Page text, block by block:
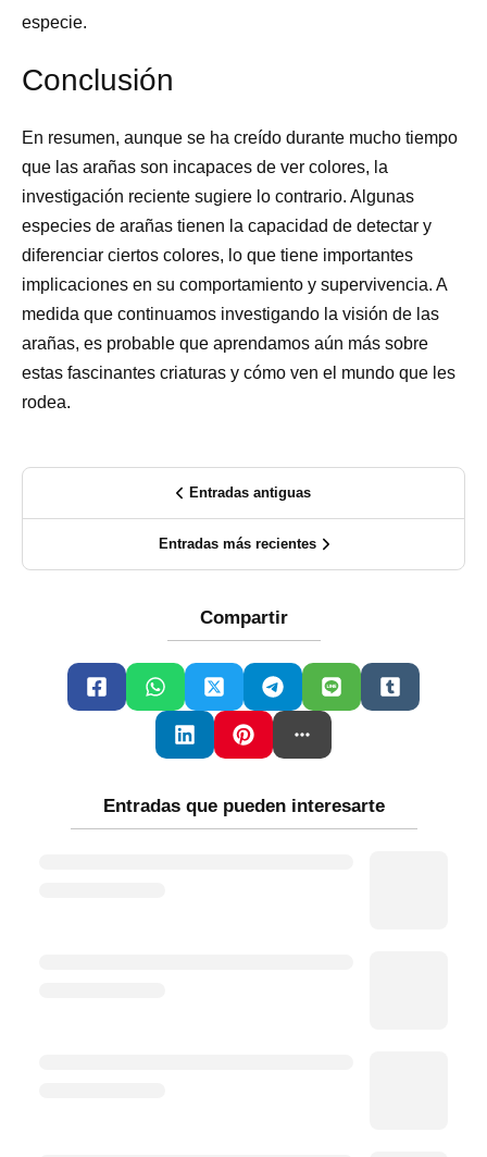
especie.
Conclusión
En resumen, aunque se ha creído durante mucho tiempo
que las arañas son incapaces de ver colores, la
investigación reciente sugiere lo contrario. Algunas
especies de arañas tienen la capacidad de detectar y
diferenciar ciertos colores, lo que tiene importantes
implicaciones en su comportamiento y supervivencia. A
medida que continuamos investigando la visión de las
arañas, es probable que aprendamos aún más sobre
estas fascinantes criaturas y cómo ven el mundo que les
rodea.
Entradas antiguas
Entradas más recientes
Compartir
Entradas que pueden interesarte